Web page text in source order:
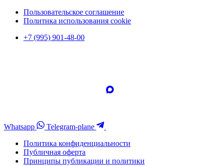
Пользовательское соглашение
Политика использования cookie
+7 (995) 901-48-00
Whatsapp
Telegram-plane
Политика конфиденциальности
Публичная оферта
Принципы публикации и политики